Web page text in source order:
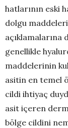
hatlarının eski
dolgu
açıklamalarına
genellikle
maddelerinin
asitin en temel
cildi ihtiyaç
asit içeren
bölge cildini